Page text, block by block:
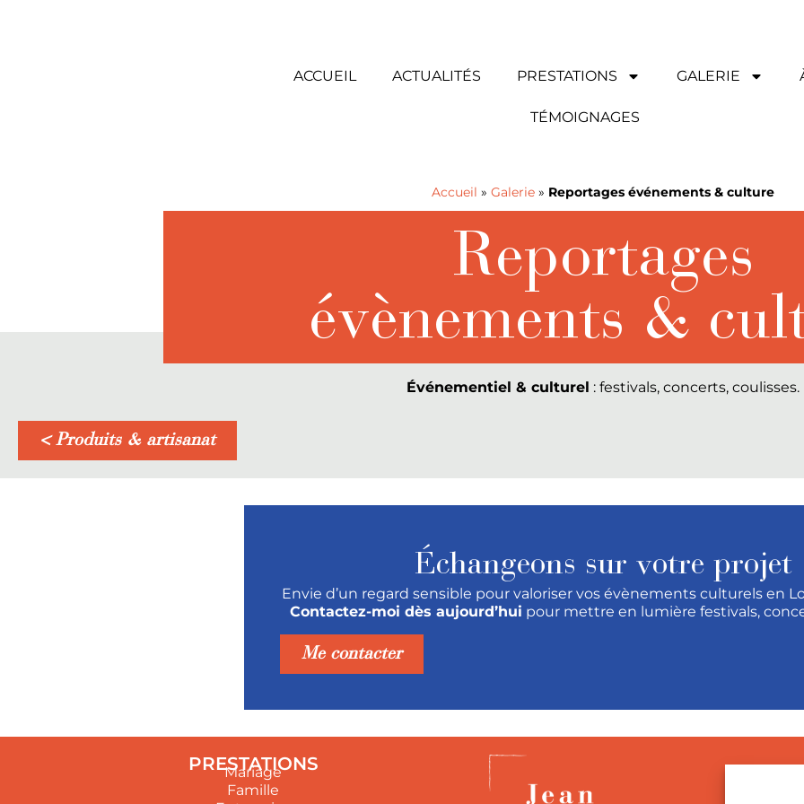
ACCUEIL ACTUALITÉS PRESTATIONS GALERIE
TÉMOIGNAGES
Accueil » Galerie » Reportages événements & culture
Reportages
évènements &
Événementiel & culturel : festivals, concerts, coulisses.
< Produits & artisanat
Échangeons sur votre projet
Envie d’un regard sensible pour valoriser vos évènements culturels en
Contactez-moi dès aujourd’hui pour mettre en lumière festivals,
Me contacter
PRESTATIONS
Mariage
Famille